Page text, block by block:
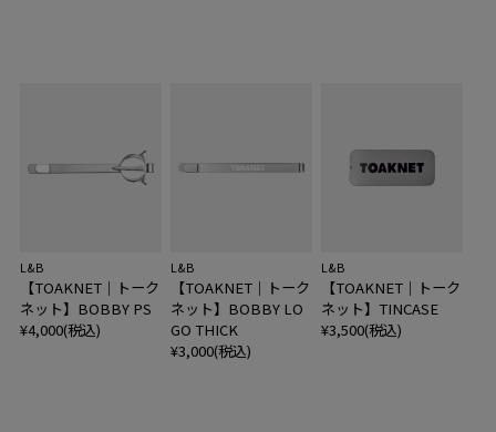
L&B
【TOAKNET｜トーク
ネット】BOBBY PS
¥4,000(税込)
L&B
【TOAKNET｜トーク
ネット】BOBBY LO
GO THICK
¥3,000(税込)
L&B
【TOAKNET｜トーク
ネット】TINCASE
¥3,500(税込)